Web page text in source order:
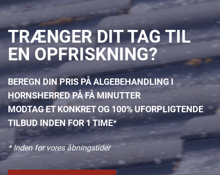
TRÆNGER DIT TAG TIL
EN OPFRISKNING?
BEREGN DIN PRIS PÅ ALGEBEHANDLING I
HORNSHERRED PÅ FÅ MINUTTER
MODTAG ET KONKRET OG 100% UFORPLIGTENDE
TILBUD INDEN FOR 1 TIME*
* Inden for vores åbningstider